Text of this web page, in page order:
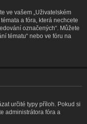
ve vašem „Uživatelském
a fóra, která nechcete
označených“. Můžete
tématu“ nebo ve fóru na
určité typy příloh. Pokud si
administrátora fóra a